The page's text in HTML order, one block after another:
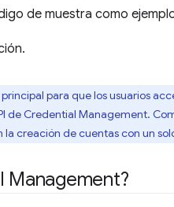
de muestra como
para que los usuarios
de Credential Management.
creación de cuentas con un
Management?